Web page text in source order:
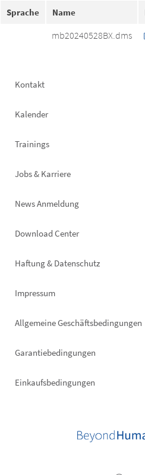
Sprache Name
mb20240528BX.dms
Footer
Kontakt
Kalender
Trainings
Jobs & Karriere
News Anmeldung
Footer
Download Center
Haftung & Datenschutz
Impressum
Allgemeine Geschäftsbedingungen
Garantiebedingungen
Einkaufsbedingungen